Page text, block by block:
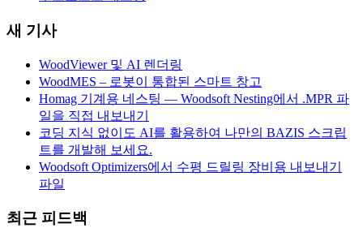
새 기사
WoodViewer 및 AI 렌더링
WoodMES – 로봇이 통합된 스마트 창고
Homag 기계용 네스팅 — Woodsoft Nesting에서 .MPR 파
일을 직접 내보내기
코딩 지식 없이도 AI를 활용하여 나만의 BAZIS 스크립
트를 개발해 보세요.
Woodsoft Optimizers에서 수평 드릴링 장비용 내보내기
파일
최근 피드백